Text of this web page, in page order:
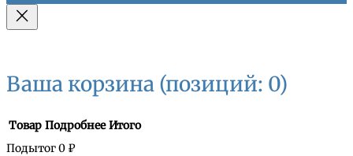
Ваша корзина (позиций: 0)
Товар Подробнее Итого
Подытог0 ₽